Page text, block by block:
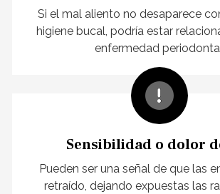
Si el mal aliento no desaparece
higiene bucal, podría estar
enfermedad
Sensibilidad o dolor
Pueden ser una señal de que las
retraído, dejando expuestas las